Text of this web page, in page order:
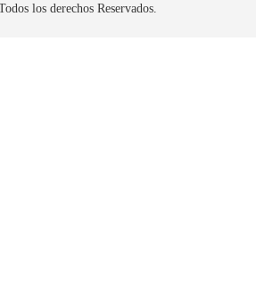
los derechos Reservados.